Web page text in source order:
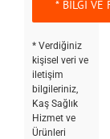
* Verdiğiniz
kişisel veri ve
iletişim
bilgileriniz,
Kaş Sağlık
Hizmet ve
Ürünleri